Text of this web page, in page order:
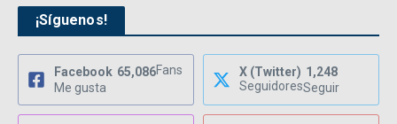
¡Síguenos!
Facebook 65,086Fans
Me gusta
X (Twitter) 1,248
SeguidoresSeguir